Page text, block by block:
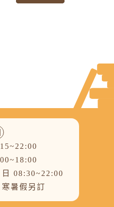
08:30~22:00
暑假另訂